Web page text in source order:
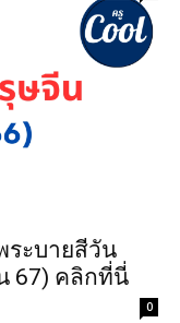
ระบายสีวัน
67) คลิกที่นี่
0